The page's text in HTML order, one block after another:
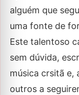
alguém que
uma fonte de
Este talentoso
sem dúvida,
música crsitã e,
outros a